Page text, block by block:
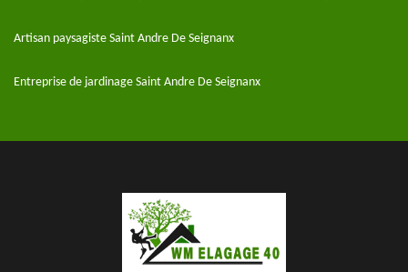
Artisan paysagiste Saint Andre De Seignanx
Entreprise de jardinage Saint Andre De Seignanx